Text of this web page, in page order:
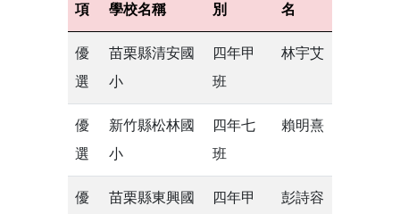
項
學校名稱
別
名
優
選
苗栗縣清安國
小
四年甲
班
林宇艾
優
選
新竹縣松林國
小
四年七
班
賴明熹
優
苗栗縣東興國
四年甲
彭詩容